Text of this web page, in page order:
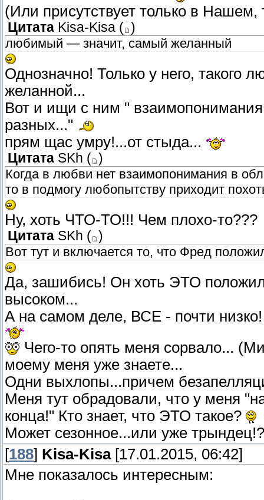
(Или присутствует только в
Цитата Kisa-Kisa ( )
любимый — значит, самый желанный
Однозначно! Только у него, такого
желанной...
Вот и ищи с ним "
разных..."
прям щас умру!...от стыда...
Цитата SKh ( )
Когда в любви нет взаимопонимания в
то в подмогу любопытству приходит
Ну, хоть ЧТО-ТО!!! Чем плохо-то???
Цитата SKh ( )
Вот тут и включается то, что Фред
Да, зашибись! Он хоть ЭТО
высоком...
А на самом деле, ВСЕ - почти
Чего-то опять меня сорвало...
моему меня уже знаете...
Одни выхлопы...причем
Меня тут обрадовали, что у меня
конца!" Кто знает, что ЭТО такое?
Может сезонное...или уже
[188] Kisa-Kisa[17.01.2015, 06:42]
Мне показалось интересным: